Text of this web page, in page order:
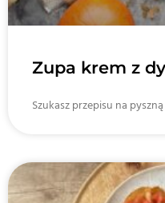
Zupa krem z
Szukasz przepisu na